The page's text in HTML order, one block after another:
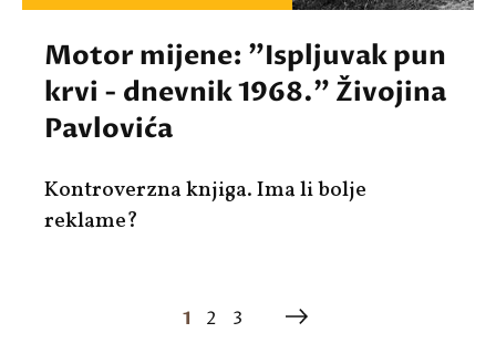
Motor mijene: "Ispljuvak pun
krvi - dnevnik 1968." Živojina
Pavlovića
Kontroverzna knjiga. Ima li bolje
reklame?
1 2 3